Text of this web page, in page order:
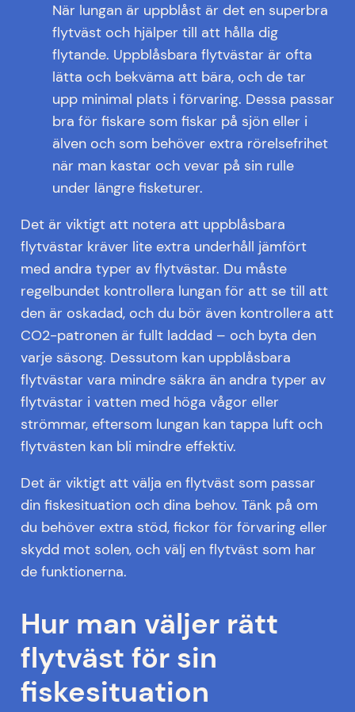
När lungan är uppblåst är det en superbra
flytväst och hjälper till att hålla dig
flytande. Uppblåsbara flytvästar är ofta
lätta och bekväma att bära, och de tar
upp minimal plats i förvaring. Dessa passar
bra för fiskare som fiskar på sjön eller i
älven och som behöver extra rörelsefrihet
när man kastar och vevar på sin rulle
under längre fisketurer.
Det är viktigt att notera att uppblåsbara
flytvästar kräver lite extra underhåll jämfört
med andra typer av flytvästar. Du måste
regelbundet kontrollera lungan för att se till att
den är oskadad, och du bör även kontrollera att
CO2-patronen är fullt laddad – och byta den
varje säsong. Dessutom kan uppblåsbara
flytvästar vara mindre säkra än andra typer av
flytvästar i vatten med höga vågor eller
strömmar, eftersom lungan kan tappa luft och
flytvästen kan bli mindre effektiv.
Det är viktigt att välja en flytväst som passar
din fiskesituation och dina behov. Tänk på om
du behöver extra stöd, fickor för förvaring eller
skydd mot solen, och välj en flytväst som har
de funktionerna.
Hur man väljer rätt
flytväst för sin
fiskesituation